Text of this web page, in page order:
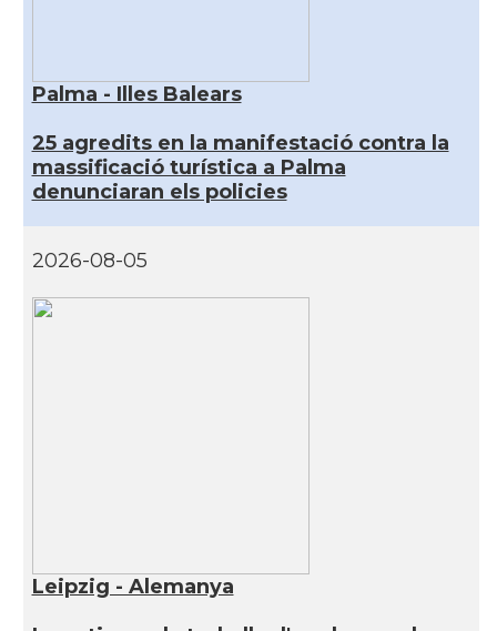
Palma - Illes Balears
25 agredits en la manifestació contra la
massificació turística a Palma
denunciaran els policies
2026-08-05
Leipzig - Alemanya